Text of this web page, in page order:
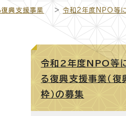
興支援事業 >令和2年度NPO等
令和2年度NPO等
る復興支援事業（復
枠）の募集